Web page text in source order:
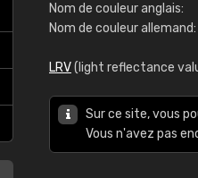
Nom de couleur anglais:
Nom de couleur allemand:
LRV(light reflectance
Sur ce site, vous
Vous n'avez pas